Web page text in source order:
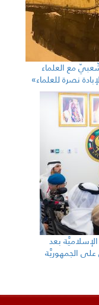
مع العلماء
للعلماء»
بعد